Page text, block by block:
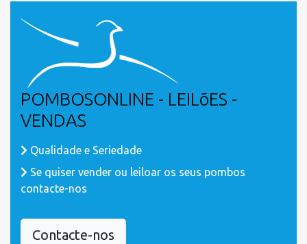
POMBOSONLINE - LEILõES -
VENDAS
Qualidade e Seriedade
Se quiser vender ou leiloar os seus pombos
contacte-nos
Contacte-nos